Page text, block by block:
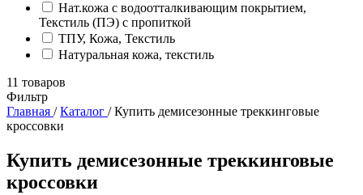
Нат.кожа с водоотталкивающим покрытием,
Текстиль (ПЭ) с пропиткой
ТПУ, Кожа, Текстиль
Натуральная кожа, текстиль
11 товаров
Фильтр
Главная / Каталог / Купить демисезонные треккинговые
кроссовки
Купить демисезонные треккинговые
кроссовки